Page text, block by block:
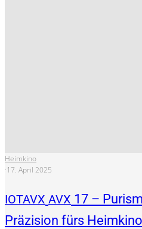
Heimkino
·17. April 2025
IOTAVX AVX 17 –
Präzision fürs Heimkino